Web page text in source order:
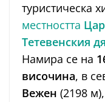
туристическа
местността
Тетевенския
Намира се на
височина, в
Вежен (2198